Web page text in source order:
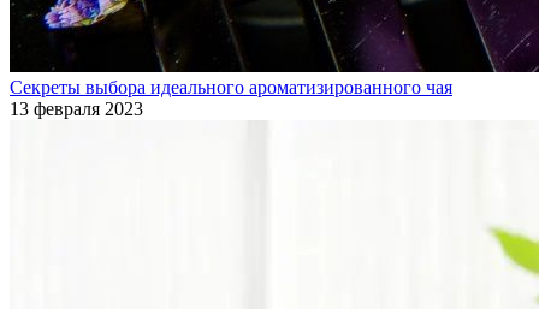
Секреты выбора идеального ароматизированного чая
13 февраля 2023